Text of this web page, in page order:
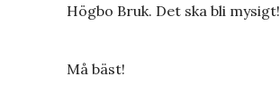
Högbo Bruk. Det ska bli mysigt!
Må bäst!